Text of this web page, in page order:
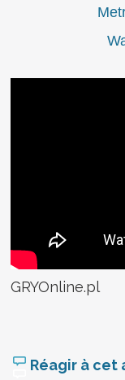
GRYOnline.pl
Réagir à cet